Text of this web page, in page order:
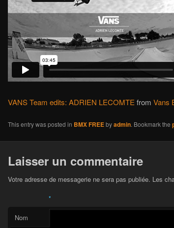
VANS Team edits: ADRIEN LECOMTE from Vans
This entry was posted in BMX FREEbyadmin. Bookmark the
Laisser un commentaire
Votre adresse de messagerie ne sera pas publiée. Les
Nom
*